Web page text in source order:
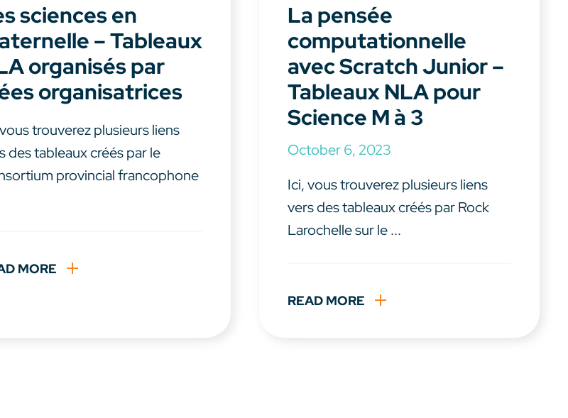
sciences en
– Tableaux
organisés par
organisatrices
trouverez plusieurs liens
des tableaux créés par le
provincial francophone
MORE
La pensée
computationnelle
avec Scratch Junior –
Tableaux NLA pour
Science M à 3
October 6, 2023
Ici, vous trouverez plusieurs liens
vers des tableaux créés par Rock
Larochelle sur le ...
READ MORE